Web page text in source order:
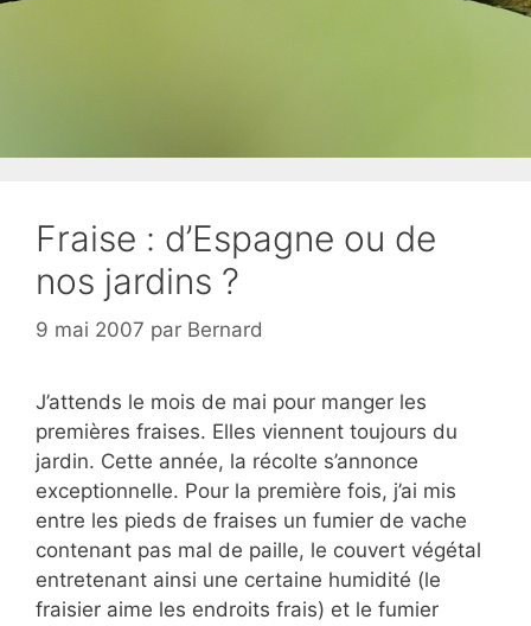
Fraise : d’Espagne ou de
nos jardins ?
9 mai 2007 par Bernard
J’attends le mois de mai pour manger les
premières fraises. Elles viennent toujours du
jardin. Cette année, la récolte s’annonce
exceptionnelle. Pour la première fois, j’ai mis
entre les pieds de fraises un fumier de vache
contenant pas mal de paille, le couvert végétal
entretenant ainsi une certaine humidité (le
fraisier aime les endroits frais) et le fumier